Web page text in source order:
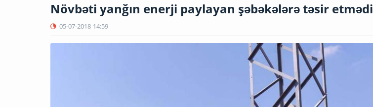
Növbəti yanğın enerji paylayan şəbəkələrə təsir etmədi
05-07-2018 14:59